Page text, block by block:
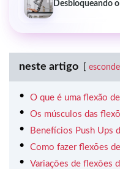
Desbloqueando
neste artigo
O que é uma flexão
Os músculos das
Benefícios Push Ups
Como fazer flexões
Variações de flexões